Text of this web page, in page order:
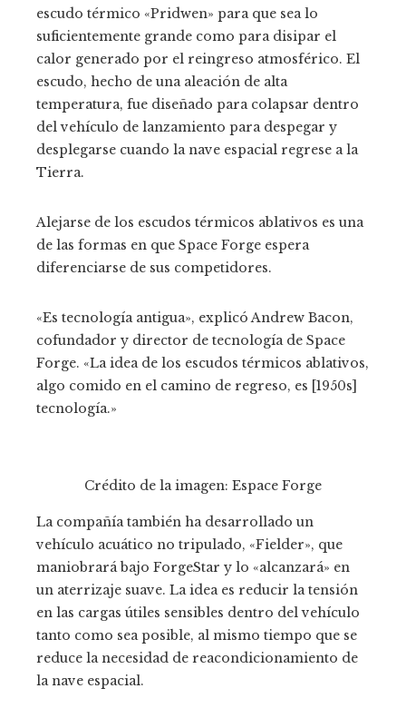
escudo térmico «Pridwen» para que sea lo
suficientemente grande como para disipar el
calor generado por el reingreso atmosférico. El
escudo, hecho de una aleación de alta
temperatura, fue diseñado para colapsar dentro
del vehículo de lanzamiento para despegar y
desplegarse cuando la nave espacial regrese a la
Tierra.
Alejarse de los escudos térmicos ablativos es una
de las formas en que Space Forge espera
diferenciarse de sus competidores.
«Es tecnología antigua», explicó Andrew Bacon,
cofundador y director de tecnología de Space
Forge. «La idea de los escudos térmicos ablativos,
algo comido en el camino de regreso, es [1950s]
tecnología.»
Crédito de la imagen: Espace Forge
La compañía también ha desarrollado un
vehículo acuático no tripulado, «Fielder», que
maniobrará bajo ForgeStar y lo «alcanzará» en
un aterrizaje suave. La idea es reducir la tensión
en las cargas útiles sensibles dentro del vehículo
tanto como sea posible, al mismo tiempo que se
reduce la necesidad de reacondicionamiento de
la nave espacial.